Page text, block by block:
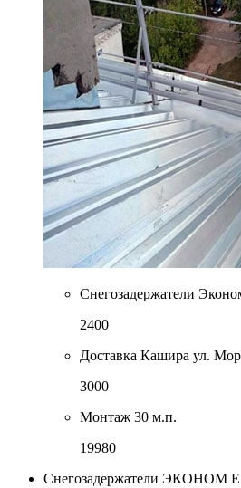
Снегозадержатели
2400
Доставка Кашира ул.
3000
Монтаж 30 м.п.
19980
Снегозадержатели ЭКОНОМ